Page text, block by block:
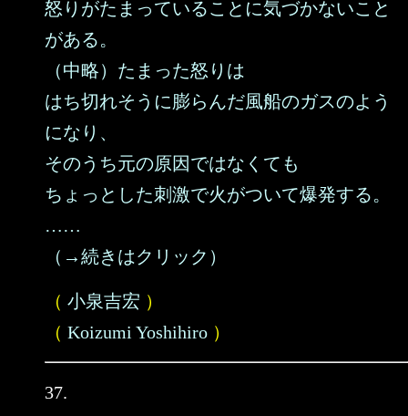
怒りがたまっていることに気づかないこと
がある。
（中略）たまった怒りは
はち切れそうに膨らんだ風船のガスのよう
になり、
そのうち元の原因ではなくても
ちょっとした刺激で火がついて爆発する。
……
（→続きはクリック）
（ 小泉吉宏 ）
（ Koizumi Yoshihiro ）
37.